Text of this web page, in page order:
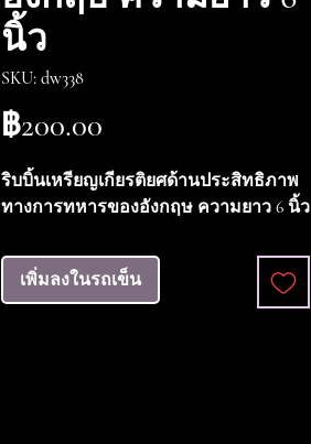
นิ้ว
SKU: dw338
฿200.00
ริบบิ้นเหรียญเกียรติยศด้านประสิทธิภาพ
ทางการทหารของอังกฤษ ความยาว 6 นิ้ว
เพิ่มลงในรถเข็น